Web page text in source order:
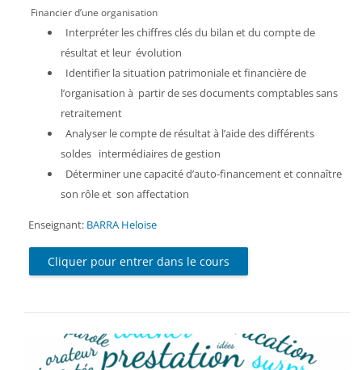
Financier d’une organisation
Interpréter les chiffres clés du bilan et du compte de
résultat et leur évolution
Identifier la situation patrimoniale et financière de
l’organisation à partir de ses documents comptables sans
retraitement
Analyser le compte de résultat à l’aide des différents
soldes intermédiaires de gestion
Déterminer une capacité d’auto-financement et connaître
son rôle et son affectation
Enseignant: BARRA Heloise
Cliquer pour entrer dans le cours